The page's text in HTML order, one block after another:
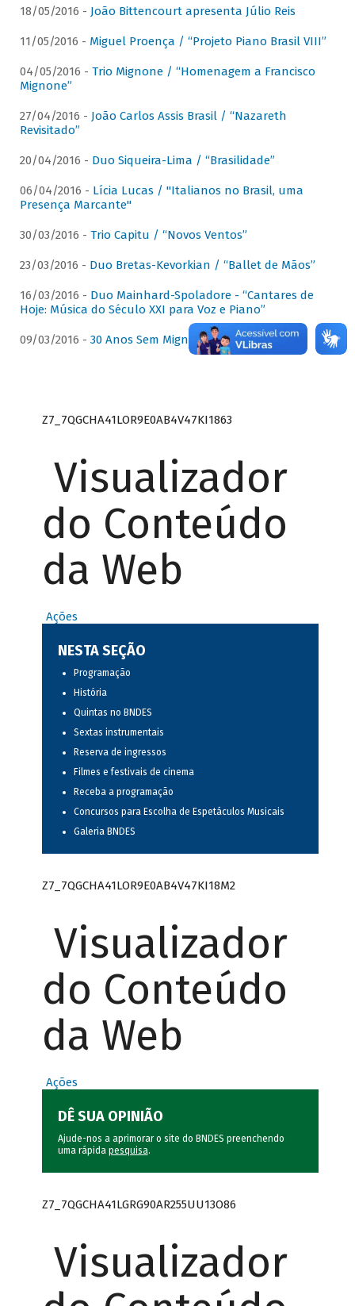
18/05/2016 - João Bittencourt apresenta Júlio Reis
11/05/2016 - Miguel Proença / “Projeto Piano Brasil VIII”
04/05/2016 - Trio Mignone / “Homenagem a Francisco
Mignone”
27/04/2016 - João Carlos Assis Brasil / “Nazareth
Revisitado”
20/04/2016 - Duo Siqueira-Lima / “Brasilidade”
06/04/2016 - Lícia Lucas / "Italianos no Brasil, uma
Presença Marcante"
30/03/2016 - Trio Capitu / “Novos Ventos”
23/03/2016 - Duo Bretas-Kevorkian / “Ballet de Mãos”
16/03/2016 - Duo Mainhard-Spoladore - “Cantares de
Hoje: Música do Século XXI para Voz e Piano”
09/03/2016 - 30 Anos Sem Mignone
Z7_7QGCHA41LOR9E0AB4V47KI1863
Visualizador
do Conteúdo
da Web
Ações
NESTA SEÇÃO
Programação
História
Quintas no BNDES
Sextas instrumentais
Reserva de ingressos
Filmes e festivais de cinema
Receba a programação
Concursos para Escolha de Espetáculos Musicais
Galeria BNDES
Z7_7QGCHA41LOR9E0AB4V47KI18M2
Visualizador
do Conteúdo
da Web
Ações
DÊ SUA OPINIÃO
Ajude-nos a aprimorar o site do BNDES preenchendo
uma rápida pesquisa.
Z7_7QGCHA41LGRG90AR255UU13O86
Visualizador